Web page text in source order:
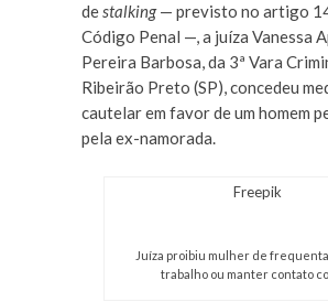
destalking— previsto no artigo
Código Penal —, a juíza Vanessa
Pereira Barbosa, da 3ª Vara
Ribeirão Preto (SP), concedeu
cautelar em favor de um homem
pela ex-namorada.
Freepik
Juíza proibiu mulher de
trabalho ou manter contato